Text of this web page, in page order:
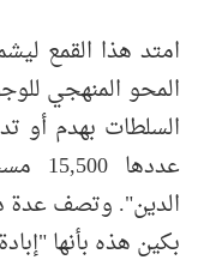
امتد هذا القمع
السلطات بهدم أو
الدين". وتصف عدة
بكين هذه بأنها